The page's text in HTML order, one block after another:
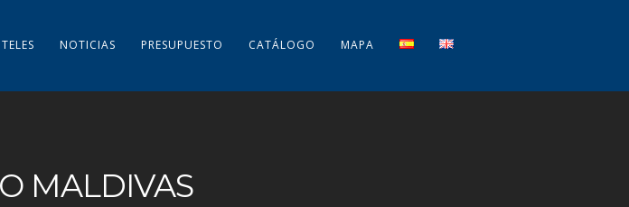
NOTICIAS PRESUPUESTO CATÁLOGO MAPA
MALDIVAS